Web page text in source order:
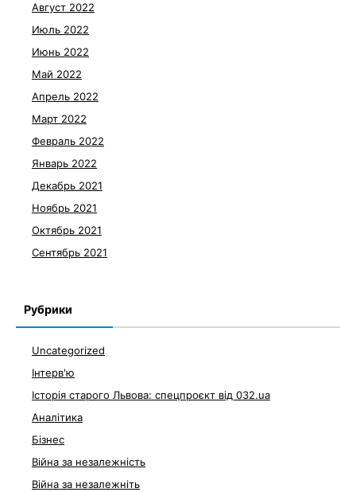
Август 2022
Июль 2022
Июнь 2022
Май 2022
Апрель 2022
Март 2022
Февраль 2022
Январь 2022
Декабрь 2021
Ноябрь 2021
Октябрь 2021
Сентябрь 2021
Рубрики
Uncategorized
Інтерв'ю
Історія старого Львова: спецпроєкт від 032.ua
Аналітика
Бізнес
Війна за незалежність
Війна за незалежніть